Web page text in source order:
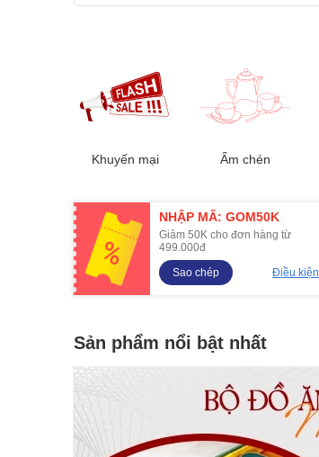
Khuyến mại Ấm chén
NHẬP MÃ: GOM50K
Giảm 50K cho đơn hàng từ
499.000đ
Sao chép
Điều kiện
Sản phẩm nổi bật nhất